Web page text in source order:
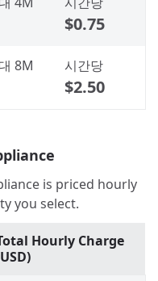
$0.75
8M 시간당
$2.50
is priced hourly
you select.
Hourly Charge